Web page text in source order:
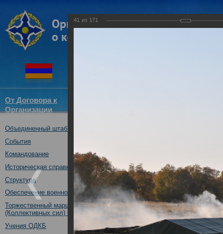
От Договора к
Организации
Объединенный штаб ОДКБ
События
Командование
Историческая справка
Структура
Обеспечение военной безопасности
Торжественный марш Войск
(Коллективных сил) ОДКБ
Учения ОДКБ
41 из 171